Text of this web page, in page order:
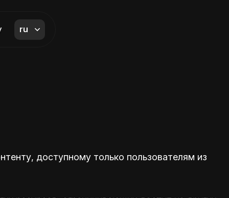
ru
доступному только пользователям из